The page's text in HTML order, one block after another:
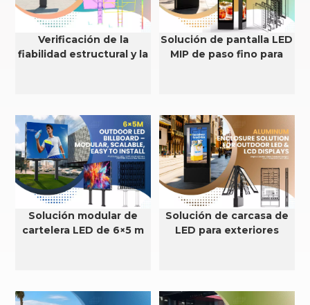
Verificación de la
fiabilidad estructural y la
Solución de pantalla LED
MIP de paso fino para
Solución modular de
cartelera LED de 6×5 m
Solución de carcasa de
LED para exteriores